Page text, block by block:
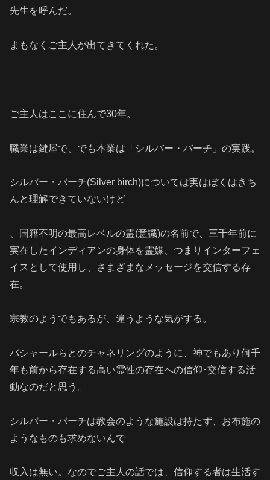
先生を呼んだ。
まもなくご主人が出てきてくれた。
ご主人はここに住んで30年。
職業は鍵屋で、でも本業は「シルバー・バーチ」の実践。
シルバー・バーチ(Silver birch)については実はぼくはきち
んと理解できていないけど
、国籍不明の最高レベルの霊(意識)の名前で、三千年前に
実在したインディアンの身体を霊媒、つまりインターフェ
イスとして使用し、さまざまなメッセージを交信する存
在。
宗教のようでもあるが、違うような気がする。
バシャールらとのチャネリングのように、神でもあり何千
年も前から存在する高い霊性の存在への信仰･交信する活
動なのだと思う。
シルバー・バーチは教会のような施設は持たず、お布施の
ようなものも求めないんで
収入は無い。なのでご主人の話では、信仰する者は生活す